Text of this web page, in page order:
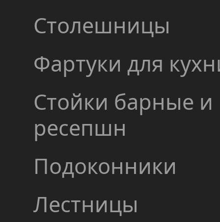
Столешницы
Фартуки для
Стойки барные и
ресепшн
Подоконники
Лестницы